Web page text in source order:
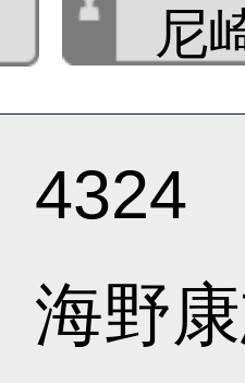
尼
4324
海野